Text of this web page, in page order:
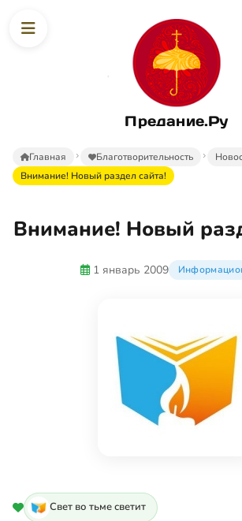
Предание.Ру
Главная Благотворительность
Внимание! Новый раздел сайта!
Внимание! Новый
1 январь 2009
Свет во тьме светит